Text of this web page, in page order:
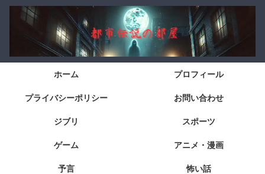
ホーム プロフィール
プライバシーポリシー お問い合わせ
ジブリ スポーツ
ゲーム アニメ・漫画
予言 怖い話